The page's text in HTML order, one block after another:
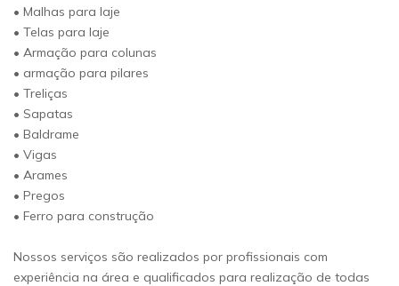
• Malhas para laje
• Telas para laje
• Armação para colunas
• armação para pilares
• Treliças
• Sapatas
• Baldrame
• Vigas
• Arames
• Pregos
• Ferro para construção
Nossos serviços são realizados por profissionais com
experiência na área e qualificados para realização de todas